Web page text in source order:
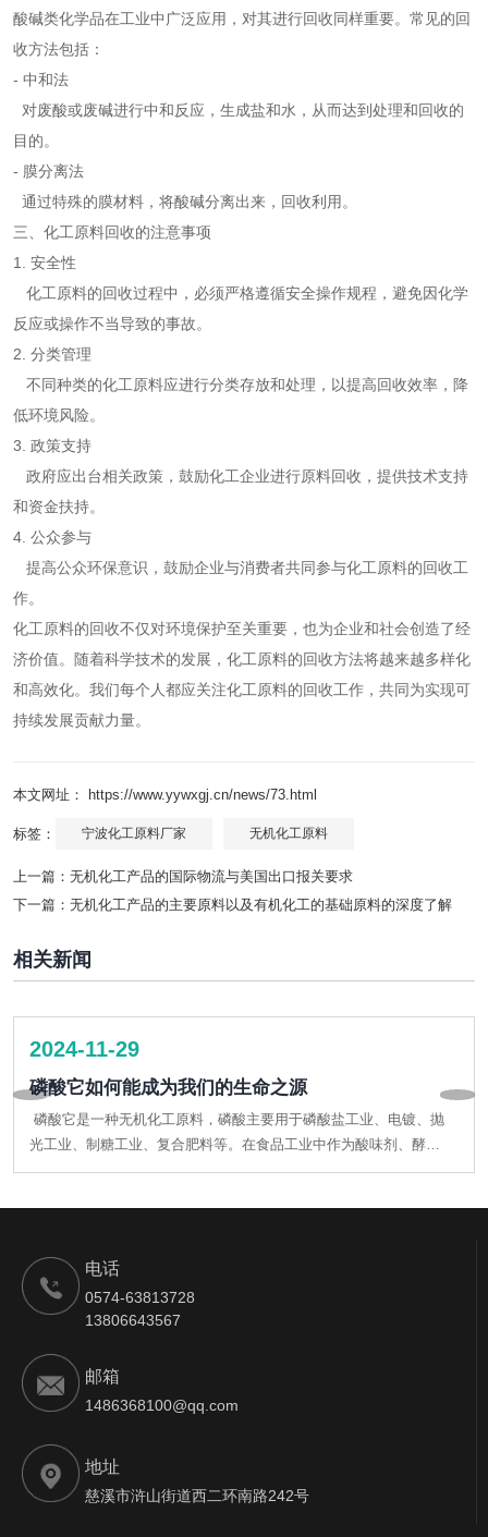
酸碱类化学品在工业中广泛应用，对其进行回收同样重要。常见的回
收方法包括：
- 中和法
对废酸或废碱进行中和反应，生成盐和水，从而达到处理和回收的
目的。
- 膜分离法
通过特殊的膜材料，将酸碱分离出来，回收利用。
三、化工原料回收的注意事项
1. 安全性
化工原料的回收过程中，必须严格遵循安全操作规程，避免因化学
反应或操作不当导致的事故。
2. 分类管理
不同种类的化工原料应进行分类存放和处理，以提高回收效率，降
低环境风险。
3. 政策支持
政府应出台相关政策，鼓励化工企业进行原料回收，提供技术支持
和资金扶持。
4. 公众参与
提高公众环保意识，鼓励企业与消费者共同参与化工原料的回收工
作。
化工原料的回收不仅对环境保护至关重要，也为企业和社会创造了经
济价值。随着科学技术的发展，化工原料的回收方法将越来越多样化
和高效化。我们每个人都应关注化工原料的回收工作，共同为实现可
持续发展贡献力量。
本文网址： https://www.yywxgj.cn/news/73.html
标签： 宁波化工原料厂家 无机化工原料
上一篇： 无机化工产品的国际物流与美国出口报关要求
下一篇： 无机化工产品的主要原料以及有机化工的基础原料的深度了解
相关新闻
2024-11-29
磷酸它如何能成为我们的生命之源
磷酸它是一种无机化工原料，磷酸主要用于磷酸盐工业、电镀、抛
光工业、制糖工业、复合肥料等。在食品工业中作为酸味剂、酵母
营养剂等。
电话
0574-63813728
13806643567
邮箱
1486368100@qq.com
地址
慈溪市浒山街道西二环南路242号